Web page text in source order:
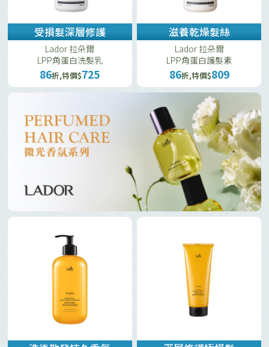
受損髮深層修護
Lador 拉朵爾
LPP角蛋白洗髮乳
86折,特價$725
滋養乾燥髮絲
Lador 拉朵爾
LPP角蛋白護髮素
86折,特價$809